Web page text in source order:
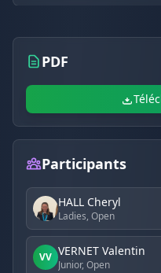
PDF
Participants
HALL Cheryl
Ladies, Open
VV VERNET Valentin
Junior, Open